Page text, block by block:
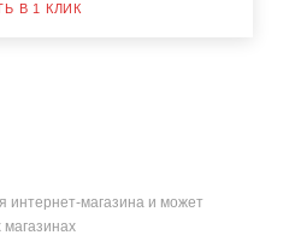
В 1 КЛИК
интернет-магазина и может
магазинах